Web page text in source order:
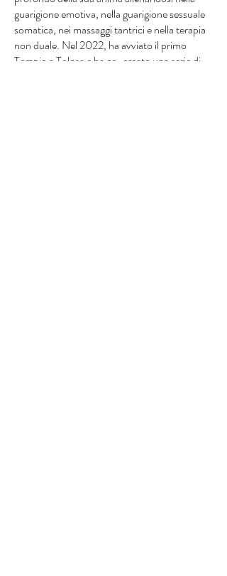
guarigione emotiva, nella guarigione sessuale
somatica, nei massaggi tantrici e nella terapia
non duale. Nel 2022, ha avviato il primo
Tempio a Tolosa e ha co-creato una serie di